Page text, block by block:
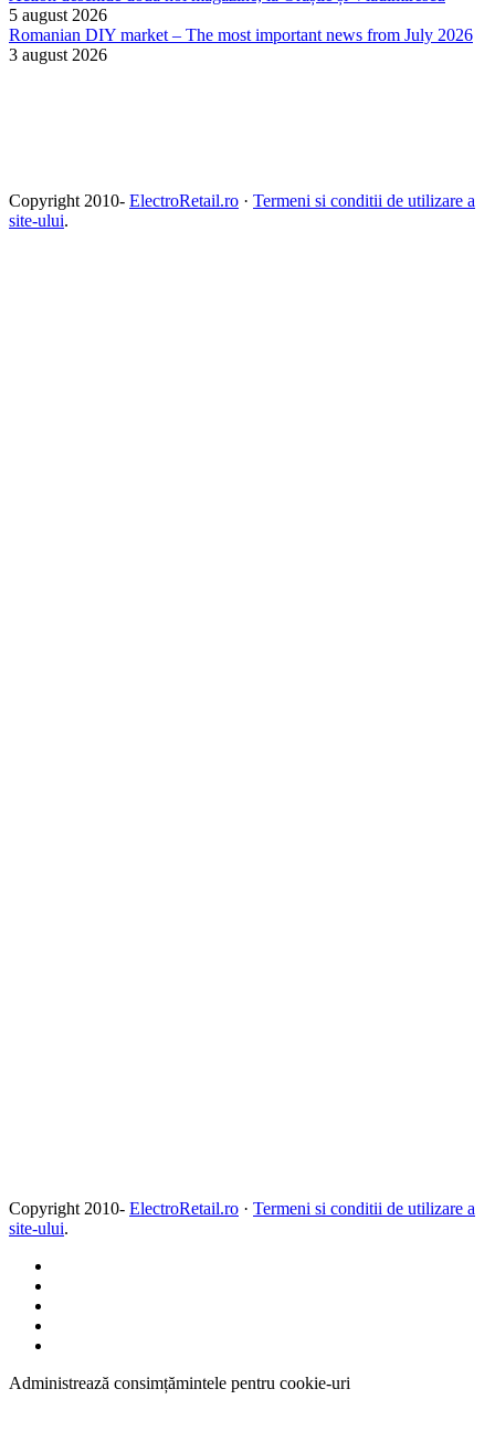
5 august 2026
Romanian DIY market – The most important news from July 2026
3 august 2026
Copyright 2010- ElectroRetail.ro · Termeni si conditii de utilizare a
site-ului.
Copyright 2010- ElectroRetail.ro · Termeni si conditii de utilizare a
site-ului.
Administrează consimțămintele pentru cookie-uri